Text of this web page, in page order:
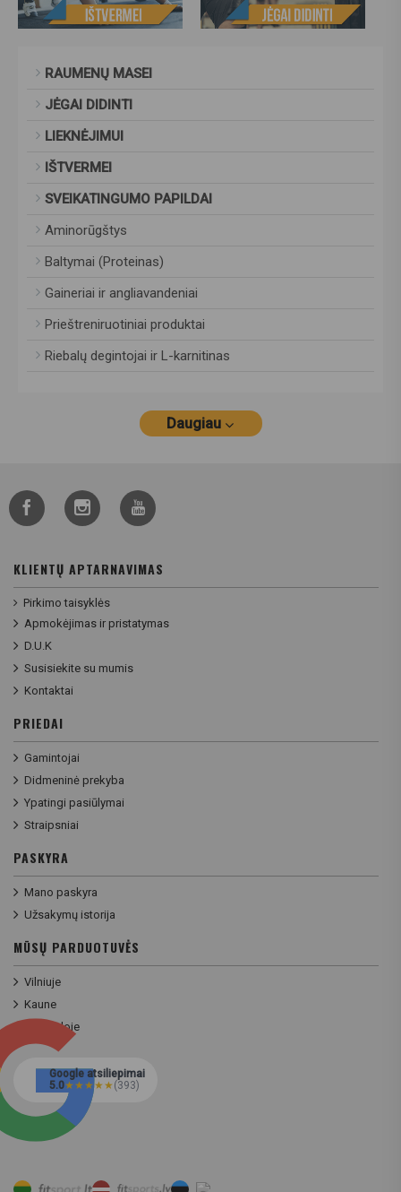
RAUMENŲ MASEI
JĖGAI DIDINTI
LIEKNĖJIMUI
IŠTVERMEI
SVEIKATINGUMO PAPILDAI
Aminorūgštys
Baltymai (Proteinas)
Gaineriai ir angliavandeniai
Prieštreniruotiniai produktai
Riebalų degintojai ir L-karnitinas
Daugiau
KLIENTŲ APTARNAVIMAS
Pirkimo taisyklės
Apmokėjimas ir pristatymas
D.U.K
Susisiekite su mumis
Kontaktai
PRIEDAI
Gamintojai
Didmeninė prekyba
Ypatingi pasiūlymai
Straipsniai
PASKYRA
Mano paskyra
Užsakymų istorija
MŪSŲ PARDUOTUVĖS
Vilniuje
Kaune
Klaipėdoje
Google atsiliepimai
5.0★★★★★(393)